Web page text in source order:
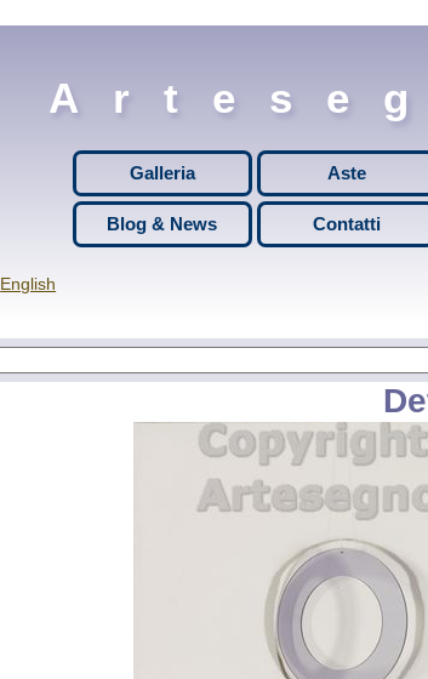
Galleria Aste
Blog & News Contatti
English